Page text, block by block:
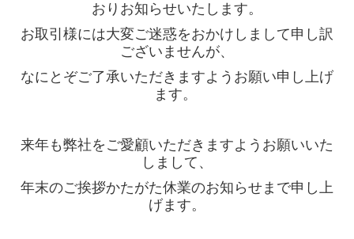
年末年始休業日のお知らせ
コニカミノルタサービス品質優良店
経理業務統合に伴うご案内
おりお知らせいたします。
お取引様には大変ご迷惑をおかけしまして申し訳
ございませんが、
なにとぞご了承いただきますようお願い申し上げ
ます。
来年も弊社をご愛顧いただきますようお願いいた
しまして、
年末のご挨拶かたがた休業のお知らせまで申し上
げます。